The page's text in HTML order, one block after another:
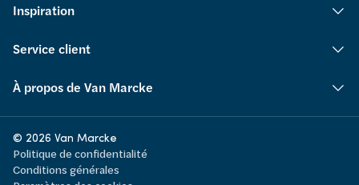
Inspiration
Service client
À propos de Van Marcke
© 2026 Van Marcke
Politique de confidentialité
Conditions générales